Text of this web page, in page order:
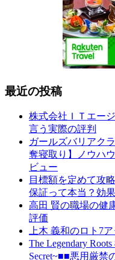
最近の投稿
株式会社ＩＴエー
言う実際の評判
ガールズバリアク
奪寝取り】ノウハ
ビュー
目標額を定めて攻
保証って本当？効
高田 賢の職場の健
評価
上木 義和のロト7
The Legendary
Secret~■■悪用厳禁